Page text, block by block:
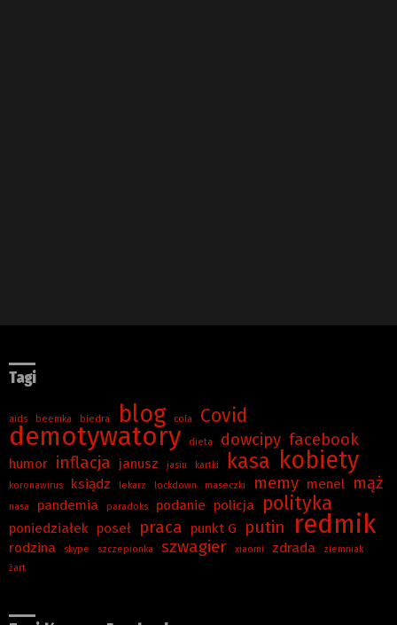
Tagi
aids beemka biedra blog cola Covid
demotywatory dieta dowcipy facebook
humor inflacja janusz jasiu kartki kasa kobiety
koronawirus ksiądz lekarz lockdown maseczki memy menel mąż
nasa pandemia paradoks podanie policja polityka
poniedziałek poseł praca punkt G putin redmik
rodzina skype szczepionka szwagier xiaomi zdrada
ziemniak
żart